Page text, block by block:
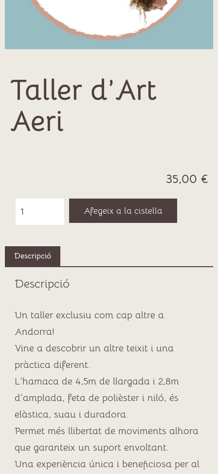
Taller d’Art
Aeri
35,00 €
Afegeix a la cistella
Descripció
Descripció
Un taller exclusiu com cap altre a
Andorra!
Vine a descobrir un altre teixit i una
pràctica diferent.
L’hamaca de 4,5m de llargada i 2,8m
d’amplada, feta de polièster i niló, és
elàstica, suau i duradora.
Permet més llibertat de moviments alhora
que garanteix un suport envoltant.
Una experiència única i beneficiosa per al